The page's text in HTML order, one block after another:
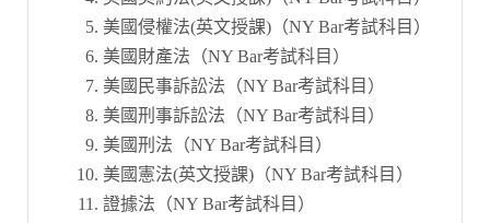
美國侵權法(英文授課)（NY Bar考試科目）
美國財產法（NY Bar考試科目）
美國民事訴訟法（NY Bar考試科目）
美國刑事訴訟法（NY Bar考試科目）
美國刑法（NY Bar考試科目）
美國憲法(英文授課)（NY Bar考試科目）
證據法（NY Bar考試科目）